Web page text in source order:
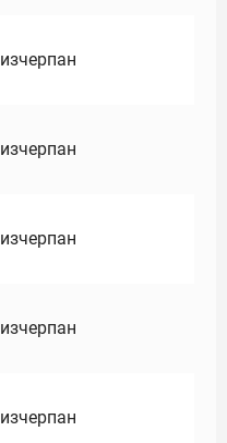
изчерпан
изчерпан
изчерпан
изчерпан
изчерпан